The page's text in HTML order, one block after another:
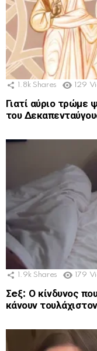
1.8k Shares 129
Γιατί αύριο τρώμε
του
1.9k Shares 179
Σeξ: Ο κίνδυνος
κάνουν